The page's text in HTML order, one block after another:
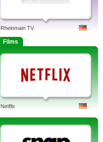
Rheinmain TV
Films
Netflix